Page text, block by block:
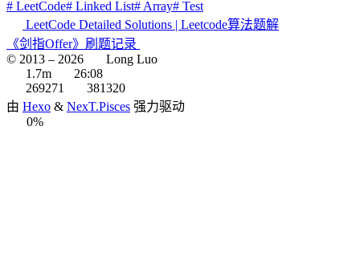
# LeetCode# Linked List# Array# Test
LeetCode Detailed Solutions | Leetcode算法题解
《剑指Offer》刷题记录
© 2013 – 2026
Long Luo
1.7m
26:08
269271
381320
由 Hexo & NexT.Pisces 强力驱动
0%